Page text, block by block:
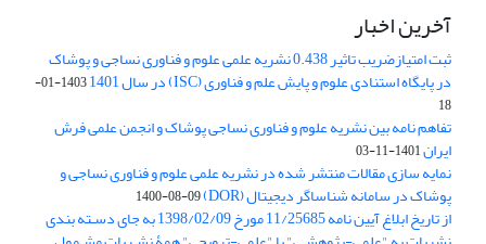
آخرین اخبار
ثبت امتیازضریب تاثیر 0.438 نشریه علمی علوم و فناوری نساجی و پوشاک
در پایگاه استنادی علوم و پایش علم و فناوری (ISC) در سال 1401
1403-01-
18
تفاهم نامه بین نشریه علوم و فناوری نساجی پوشاک و انجمن علمی فرش
ایران1401-11-03
نمایه سازی مقالات منتشر شده در نشریه علمی علوم و فناوری نساجی و
پوشاک در سامانه شناساگر دیجیتال (DOR) 1400-08-09
از تاریخ ابلاغ آیین نامه 11/25685 مورخ 1398/02/09 به جای دسـته بندی